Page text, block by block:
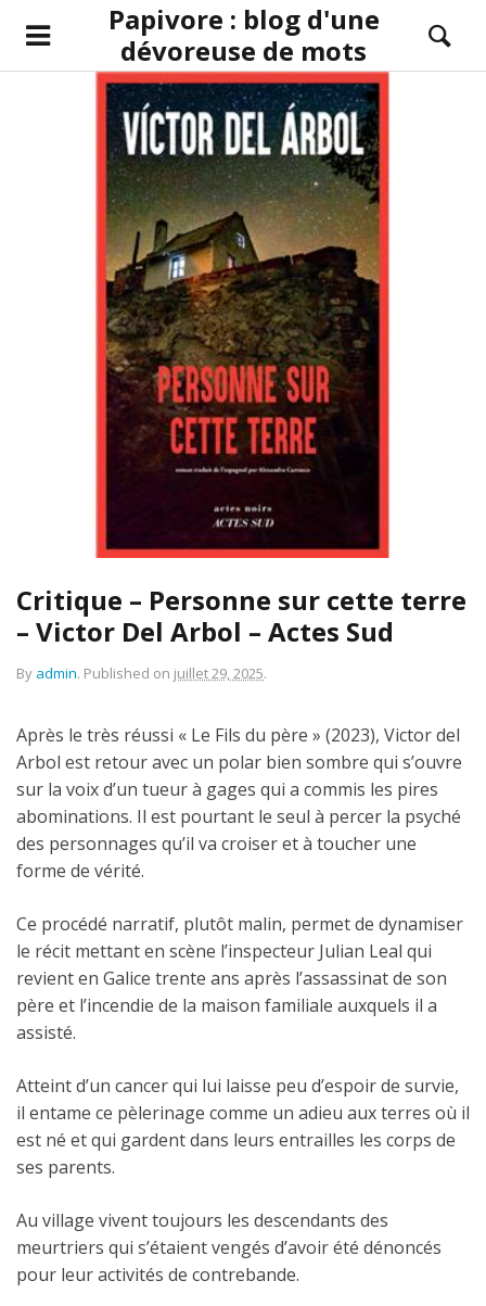
Papivore : blog d'une
dévoreuse de mots
Critique – Personne sur cette terre
– Victor Del Arbol – Actes Sud
By admin. Published on juillet 29, 2025.
Après le très réussi « Le Fils du père » (2023), Victor del
Arbol est retour avec un polar bien sombre qui s’ouvre
sur la voix d’un tueur à gages qui a commis les pires
abominations. Il est pourtant le seul à percer la psyché
des personnages qu’il va croiser et à toucher une
forme de vérité.
Ce procédé narratif, plutôt malin, permet de dynamiser
le récit mettant en scène l’inspecteur Julian Leal qui
revient en Galice trente ans après l’assassinat de son
père et l’incendie de la maison familiale auxquels il a
assisté.
Atteint d’un cancer qui lui laisse peu d’espoir de survie,
il entame ce pèlerinage comme un adieu aux terres où il
est né et qui gardent dans leurs entrailles les corps de
ses parents.
Au village vivent toujours les descendants des
meurtriers qui s’étaient vengés d’avoir été dénoncés
pour leur activités de contrebande.